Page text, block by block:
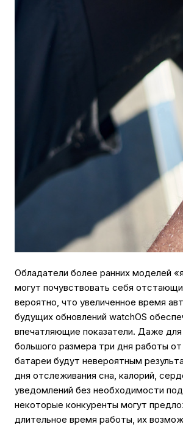
Обладатели более ранних моделей
могут почувствовать себя
вероятно, что увеличенное время
будущих обновлений watchOS
впечатляющие показатели. Даже для
большого размера три дня работы от
батареи будут невероятным
дня отслеживания сна, калорий,
уведомлений без необходимости
некоторые конкуренты могут
длительное время работы, их